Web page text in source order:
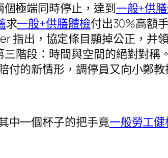
極端同時停止，達到一般+供
求一般+供膳體檢付出30%高額
er 指出，協定條目顯掉公正，并
三階段：時間與空間的絕對對
付的新情形，調停員又向小鄭
中一個杯子的把手竟一般勞工健